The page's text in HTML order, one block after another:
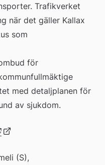
Trafikverket
när det gäller Kallax
som
för
med detaljplanen för
av sjukdom.
(länk till annan webbplats,
Länk
till
Länk
till (S),